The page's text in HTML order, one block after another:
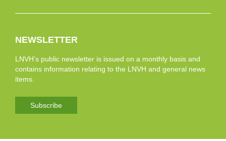
NEWSLETTER
LNVH’s public newsletter is issued on a monthly basis and
contains information relating to the LNVH and general news
items.
Subscribe